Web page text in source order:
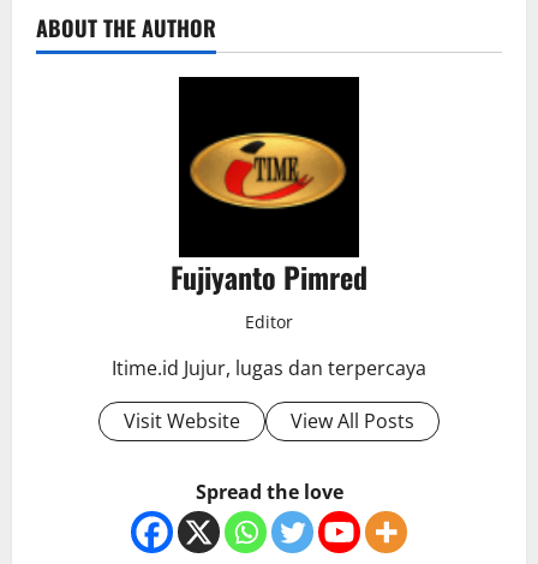
ABOUT THE AUTHOR
Fujiyanto Pimred
Editor
Itime.id Jujur, lugas dan terpercaya
Visit Website
View All Posts
Spread the love